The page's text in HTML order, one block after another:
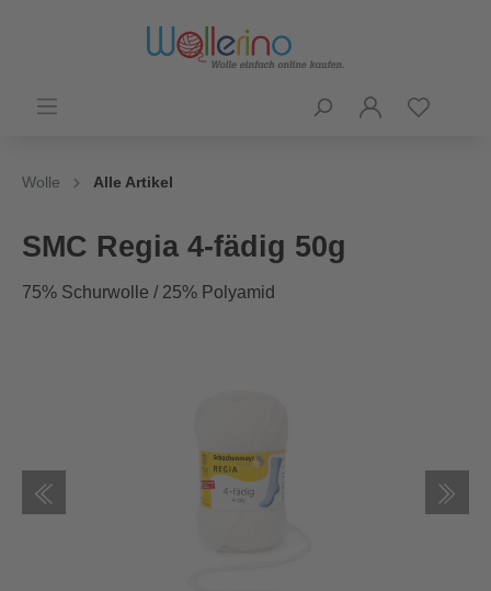
Wolle Alle Artikel
SMC Regia 4-fädig 50g
75% Schurwolle / 25% Polyamid